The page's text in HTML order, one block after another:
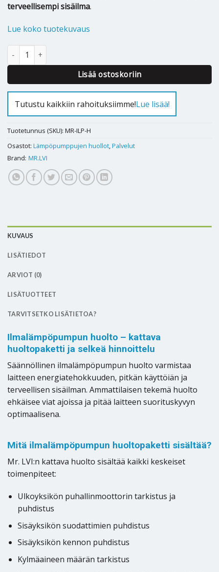
terveellisempi sisäilma.
Lue koko tuotekuvaus
Ilmalämpöpumpun huolto määrä
Lisää ostoskoriin
Alternative:
Tutustu kaikkiin rahoituksiimme!Lue lisää!
Tuotetunnus (SKU): MR-ILP-H
Osastot: Lämpöpumppujen huollot,Palvelut
Brand: MR.LVI
KUVAUS
LISÄTIEDOT
ARVIOT (0)
LISÄTUOTTEET
TARVITSETKO LISÄTIETOA?
Ilmalämpöpumpun huolto – kattava
huoltopaketti ja selkeä hinnoittelu
Säännöllinen ilmalämpöpumpun huolto varmistaa
laitteen energiatehokkuuden, pitkän käyttöiän ja
terveellisen sisäilman. Ammattilaisen tekemä huolto
ehkäisee viat ajoissa ja pitää laitteen suorituskyvyn
optimaalisena.
Mitä ilmalämpöpumpun huoltopaketti sisältää?
Mr. LVI:n kattava huolto sisältää kaikki keskeiset
toimenpiteet:
Ulkoyksikön puhallinmoottorin tarkistus ja
puhdistus
Sisäyksikön suodattimien puhdistus
Sisäyksikön kennon puhdistus
Kylmäaineen määrän tarkistus